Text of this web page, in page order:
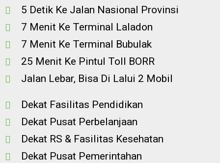
5 Detik Ke Jalan Nasional Provinsi
7 Menit Ke Terminal Laladon
7 Menit Ke Terminal Bubulak
25 Menit Ke Pintul Toll BORR
Jalan Lebar, Bisa Di Lalui 2 Mobil
Dekat Fasilitas Pendidikan
Dekat Pusat Perbelanjaan
Dekat RS & Fasilitas Kesehatan
Dekat Pusat Pemerintahan